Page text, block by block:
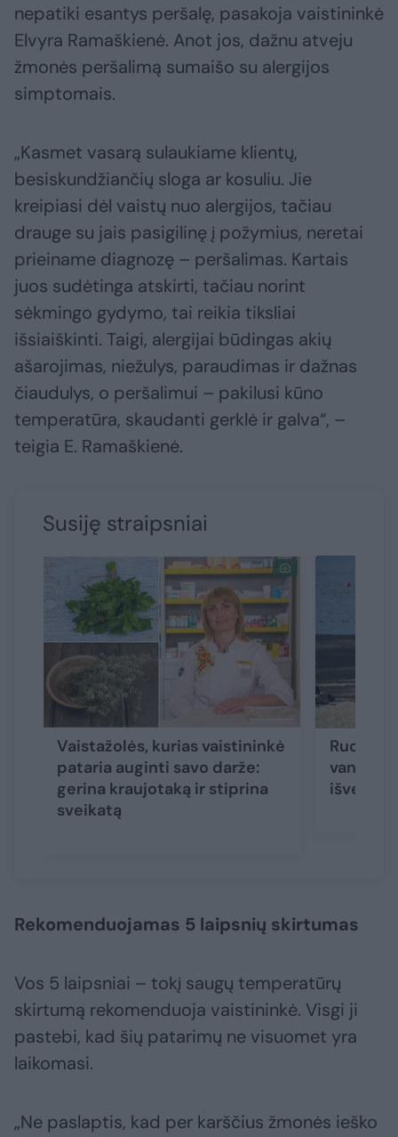
nepatiki esantys peršalę, pasakoja vaistininkė
Elvyra Ramaškienė. Anot jos, dažnu atveju
žmonės peršalimą sumaišo su alergijos
simptomais.
„Kasmet vasarą sulaukiame klientų,
besiskundžiančių sloga ar kosuliu. Jie
kreipiasi dėl vaistų nuo alergijos, tačiau
drauge su jais pasigilinę į požymius, neretai
prieiname diagnozę – peršalimas. Kartais
juos sudėtinga atskirti, tačiau norint
sėkmingo gydymo, tai reikia tiksliai
išsiaiškinti. Taigi, alergijai būdingas akių
ašarojimas, niežulys, paraudimas ir dažnas
čiaudulys, o peršalimui – pakilusi kūno
temperatūra, skaudanti gerklė ir galva“, –
teigia E. Ramaškienė.
Susiję straipsniai
Vaistažolės, kurias vaistininkė
pataria auginti savo darže:
gerina kraujotaką ir stiprina
sveikatą
išvengti
Rekomenduojamas 5 laipsnių skirtumas
Vos 5 laipsniai – tokį saugų temperatūrų
skirtumą rekomenduoja vaistininkė. Visgi ji
pastebi, kad šių patarimų ne visuomet yra
laikomasi.
„Ne paslaptis, kad per karščius žmonės ieško